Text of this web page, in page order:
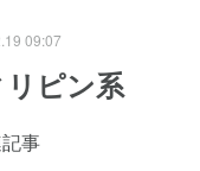
09:07
ピン系
事